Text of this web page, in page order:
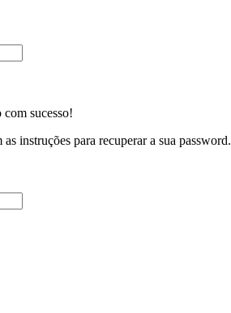
sucesso!
instruções para recuperar a sua password.